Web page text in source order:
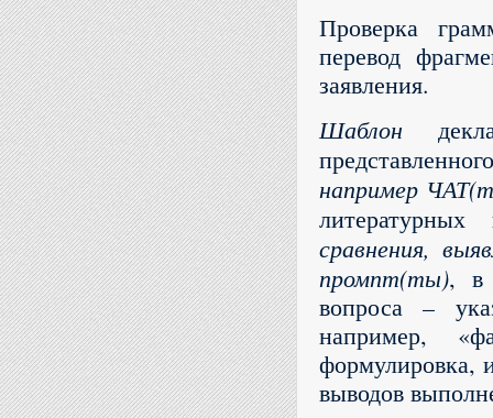
Проверка
перевод
заявления.
Шаблон
например
сравнения,
промпт(ты), в
вопроса –
например,
формулировка,
выводов